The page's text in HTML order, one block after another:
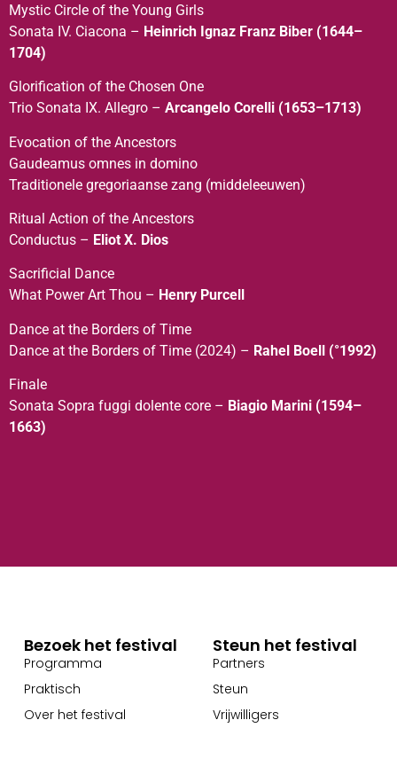
Mystic Circle of the Young Girls
Sonata IV. Ciacona – Heinrich Ignaz Franz Biber (1644–
1704)
Glorification of the Chosen One
Trio Sonata IX. Allegro – Arcangelo Corelli (1653–1713)
Evocation of the Ancestors
Gaudeamus omnes in domino
Traditionele gregoriaanse zang (middeleeuwen)
Ritual Action of the Ancestors
Conductus – Eliot X. Dios
Sacrificial Dance
What Power Art Thou – Henry Purcell
Dance at the Borders of Time
Dance at the Borders of Time (2024) – Rahel Boell (°1992)
Finale
Sonata Sopra fuggi dolente core – Biagio Marini (1594–
1663)
Bezoek het festival
Programma
Praktisch
Over het festival
Steun het festival
Partners
Steun
Vrijwilligers